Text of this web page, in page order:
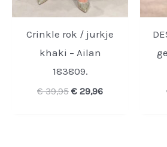
Crinkle rok / jurkje
khaki – Ailan
183809.
€39,95 Oorspronkelijke
€ 29,96Huidige